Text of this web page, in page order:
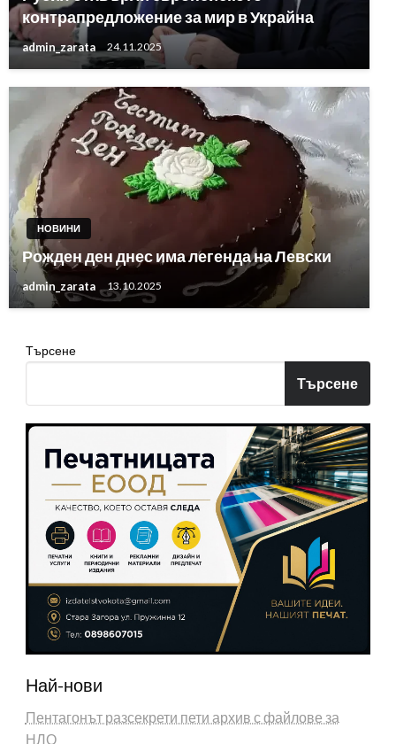
контрапредложение за мир в Украйна
admin_zarata 24.11.2025
НОВИНИ
Рожден ден днес има легенда на Левски
admin_zarata 13.10.2025
Търсене
Търсене
Най-нови
Пентагонът разсекрети пети архив с файлове за
НЛО